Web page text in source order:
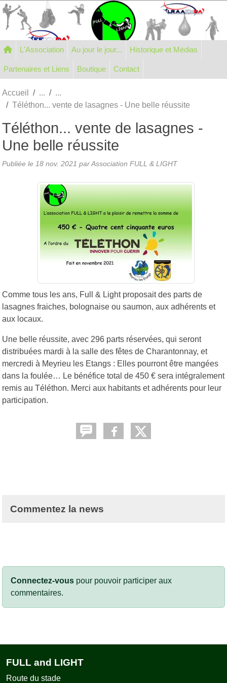
L'Association Au jour le jour... Historique et Médias
Partenaires et Liens Boutique Contact
Accueil
Téléthon... vente de lasagnes - Une belle réussite
Téléthon... vente de lasagnes -
Une belle réussite
Publiée le 18 nov. 2021 par Association FULL & LIGHT
Comme tous les ans, Full & Light proposait des parts de
lasagnes fraiches, bolognaise ou saumon, aux adhérents et
aux locaux.
Une belle réussite, avec 296 parts réservées, qui seront
distribuées mardi à la salle des fêtes de Charantonnay, et
mercredi à Meyrieu les Etangs : Elles pourront être mangées
dans la foulée… Le bénéfice total de 450 € sera intégralement
remis au Téléthon. Merci aux habitants et adhérents pour leur
participation.
Commentez la news
Connectez-vous pour pouvoir participer aux
commentaires.
FULL and LIGHT
Route du stade
Panneau de gestion des cookies